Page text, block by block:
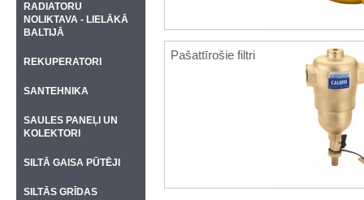
Pašattīrošie filtri
RADIATORU
NOLIKTAVA - LIELĀKĀ
BALTIJĀ
REKUPERATORI
SANTEHNIKA
SAULES PANEĻI UN
KOLEKTORI
SILTĀ GAISA PŪTĒJI
SILTĀS GRĪDAS